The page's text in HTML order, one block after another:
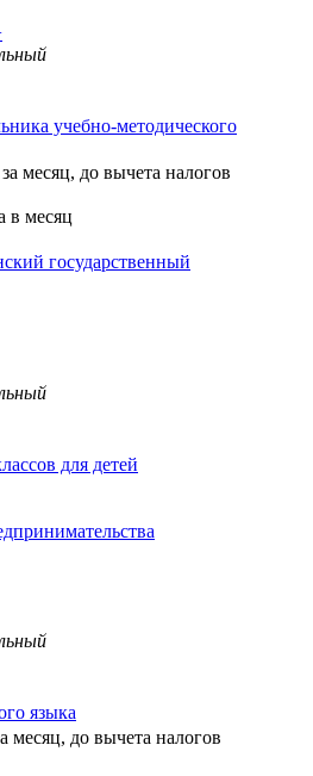
учебно-методического
за месяц, до вычета налогов
в месяц
государственный
для детей
языка
месяц, до вычета налогов